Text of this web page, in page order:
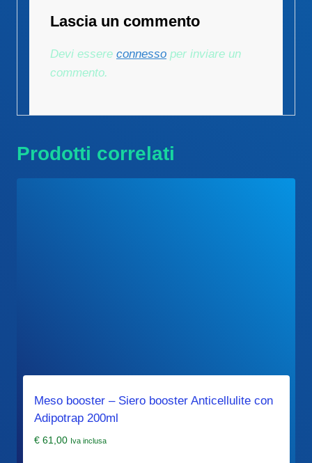
Lascia un commento
Devi essere connesso per inviare un
commento.
Prodotti correlati
Meso booster – Siero booster Anticellulite con
Adipotrap 200ml
€61,00 Iva inclusa